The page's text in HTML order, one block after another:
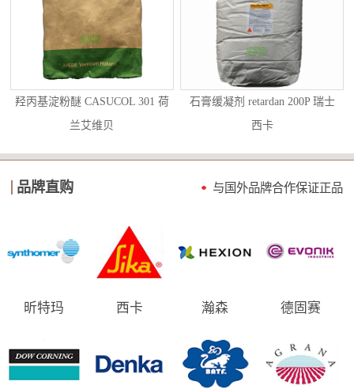
羟丙基淀粉醚 CASUCOL 301 荷
兰艾维贝
石膏缓凝剂 retardan 200P 瑞士
西卡
品牌直购 与国外品牌合作保证正品
昕特玛 西卡 瀚森 德固赛